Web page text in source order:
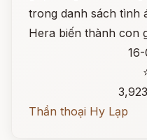
trong danh sách tình
Hera biến thành con
16-
Thần thoại Hy Lạp